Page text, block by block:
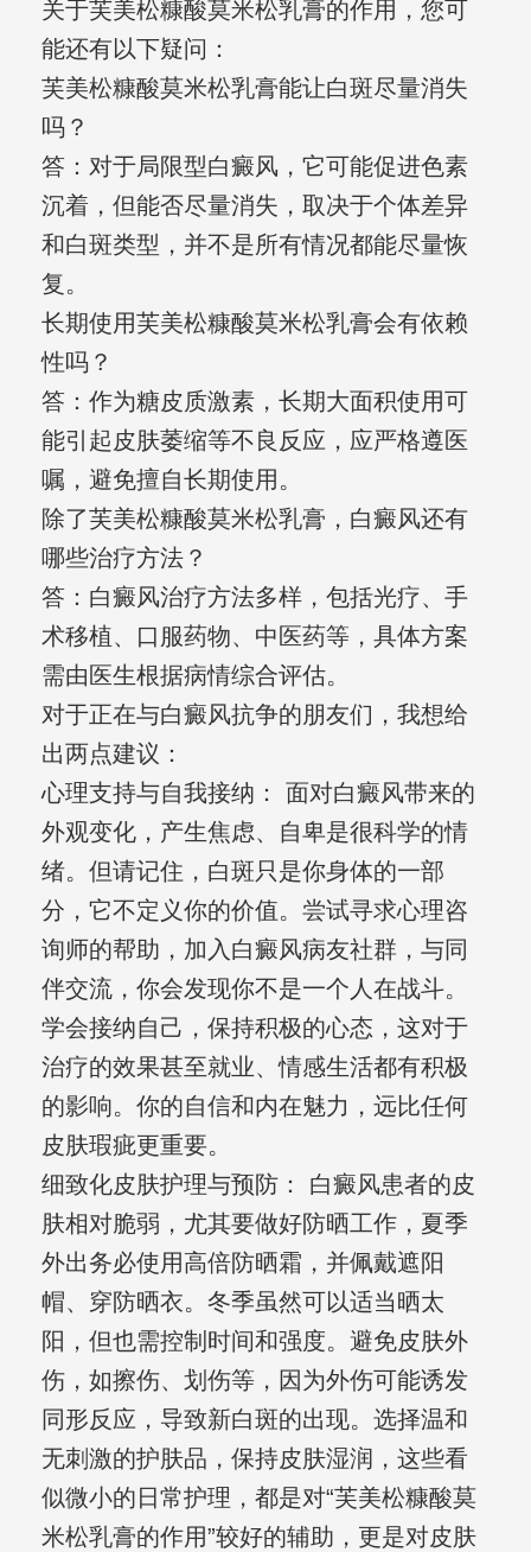
关于芙美松糠酸莫米松乳膏的作用，您可
能还有以下疑问：
芙美松糠酸莫米松乳膏能让白斑尽量消失
吗？
答：对于局限型白癜风，它可能促进色素
沉着，但能否尽量消失，取决于个体差异
和白斑类型，并不是所有情况都能尽量恢
复。
长期使用芙美松糠酸莫米松乳膏会有依赖
性吗？
答：作为糖皮质激素，长期大面积使用可
能引起皮肤萎缩等不良反应，应严格遵医
嘱，避免擅自长期使用。
除了芙美松糠酸莫米松乳膏，白癜风还有
哪些治疗方法？
答：白癜风治疗方法多样，包括光疗、手
术移植、口服药物、中医药等，具体方案
需由医生根据病情综合评估。
对于正在与白癜风抗争的朋友们，我想给
出两点建议：
心理支持与自我接纳： 面对白癜风带来的
外观变化，产生焦虑、自卑是很科学的情
绪。但请记住，白斑只是你身体的一部
分，它不定义你的价值。尝试寻求心理咨
询师的帮助，加入白癜风病友社群，与同
伴交流，你会发现你不是一个人在战斗。
学会接纳自己，保持积极的心态，这对于
治疗的效果甚至就业、情感生活都有积极
的影响。你的自信和内在魅力，远比任何
皮肤瑕疵更重要。
细致化皮肤护理与预防： 白癜风患者的皮
肤相对脆弱，尤其要做好防晒工作，夏季
外出务必使用高倍防晒霜，并佩戴遮阳
帽、穿防晒衣。冬季虽然可以适当晒太
阳，但也需控制时间和强度。避免皮肤外
伤，如擦伤、划伤等，因为外伤可能诱发
同形反应，导致新白斑的出现。选择温和
无刺激的护肤品，保持皮肤湿润，这些看
似微小的日常护理，都是对“芙美松糠酸莫
米松乳膏的作用”较好的辅助，更是对皮肤